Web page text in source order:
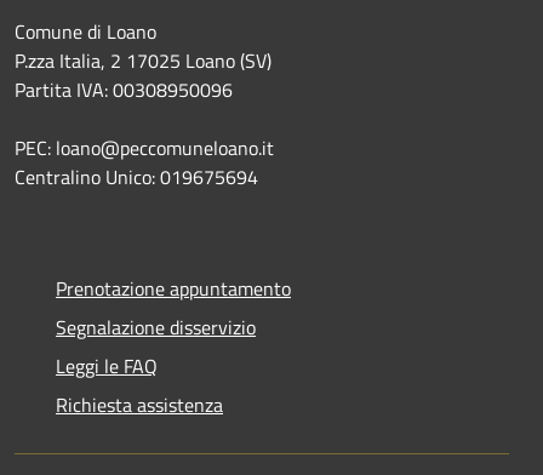
Comune di Loano
P.zza Italia, 2 17025 Loano (SV)
Partita IVA: 00308950096
PEC: loano@peccomuneloano.it
Centralino Unico: 019675694
Prenotazione appuntamento
Segnalazione disservizio
Leggi le FAQ
Richiesta assistenza